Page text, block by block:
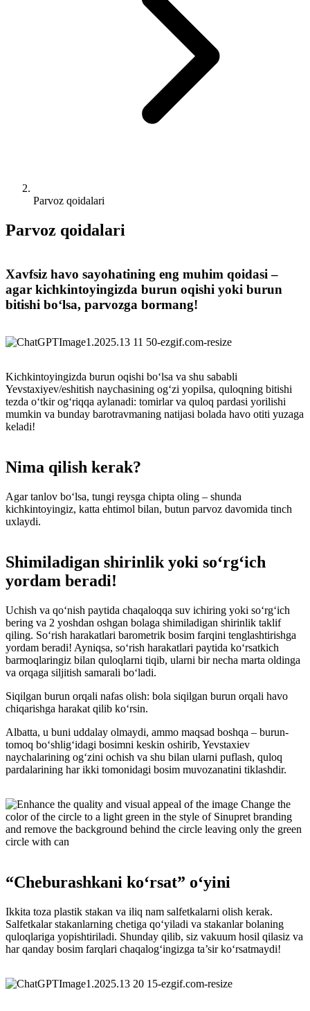
Parvoz qoidalari
Parvoz qoidalari
Xavfsiz havo sayohatining eng muhim qoidasi –
agar kichkintoyingizda burun oqishi yoki burun
bitishi boʻlsa, parvozga bormang!
Kichkintoyingizda burun oqishi boʻlsa va shu sababli
Yevstaxiyev/eshitish naychasining ogʻzi yopilsa, quloqning bitishi
tezda oʻtkir ogʻriqqa aylanadi: tomirlar va quloq pardasi yorilishi
mumkin va bunday barotravmaning natijasi bolada havo otiti yuzaga
keladi!
Nima qilish kerak?
Agar tanlov boʻlsa, tungi reysga chipta oling – shunda
kichkintoyingiz, katta ehtimol bilan, butun parvoz davomida tinch
uxlaydi.
Shimiladigan shirinlik yoki soʻrgʻich
yordam beradi!
Uchish va qoʻnish paytida chaqaloqqa suv ichiring yoki soʻrgʻich
bering va 2 yoshdan oshgan bolaga shimiladigan shirinlik taklif
qiling. Soʻrish harakatlari barometrik bosim farqini tenglashtirishga
yordam beradi! Ayniqsa, soʻrish harakatlari paytida koʻrsatkich
barmoqlaringiz bilan quloqlarni tiqib, ularni bir necha marta oldinga
va orqaga siljitish samarali boʻladi.
Siqilgan burun orqali nafas olish: bola siqilgan burun orqali havo
chiqarishga harakat qilib koʻrsin.
Albatta, u buni uddalay olmaydi, ammo maqsad boshqa – burun-
tomoq boʻshligʻidagi bosimni keskin oshirib, Yevstaxiev
naychalarining ogʻzini ochish va shu bilan ularni puflash, quloq
pardalarining har ikki tomonidagi bosim muvozanatini tiklashdir.
“Cheburashkani koʻrsat” oʻyini
Ikkita toza plastik stakan va iliq nam salfetkalarni olish kerak.
Salfetkalar stakanlarning chetiga qoʻyiladi va stakanlar bolaning
quloqlariga yopishtiriladi. Shunday qilib, siz vakuum hosil qilasiz va
har qanday bosim farqlari chaqalogʻingizga ta’sir koʻrsatmaydi!